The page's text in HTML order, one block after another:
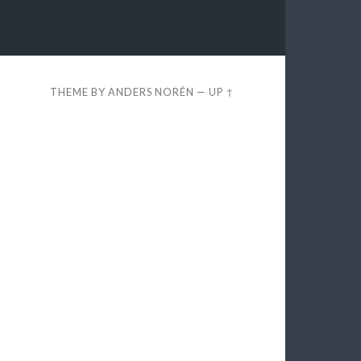
THEME BYANDERS NORÉN —UP ↑